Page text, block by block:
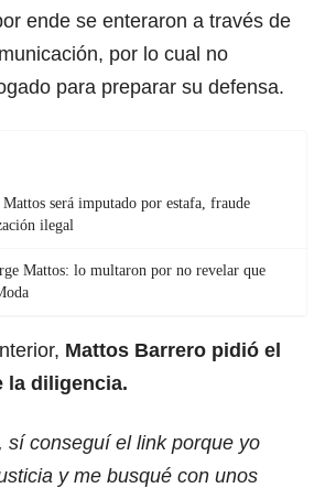
ende se enteraron a través de
por lo cual no
para preparar su defensa.
será imputado por estafa, fraude
ilegal
Mattos: lo multaron por no revelar que
Mattos Barrero pidió el
la diligencia.
sí conseguí el link porque yo
y me busqué con unos